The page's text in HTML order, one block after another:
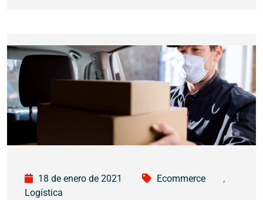
18 de enero de 2021 Ecommerce
,
Logística